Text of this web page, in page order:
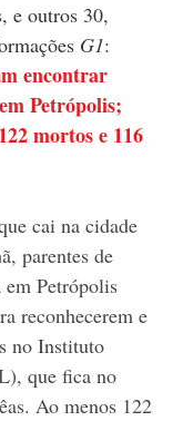
e outros 30,
G1:
encontrar
Petrópolis;
mortos e 116
cai na cidade
parentes de
Petrópolis
reconhecerem e
no Instituto
que fica no
Ao menos 122